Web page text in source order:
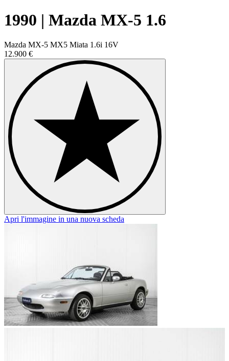
1990 | Mazda MX-5 1.6
Mazda MX-5 MX5 Miata 1.6i 16V
12.900 €
Apri l'immagine in una nuova scheda